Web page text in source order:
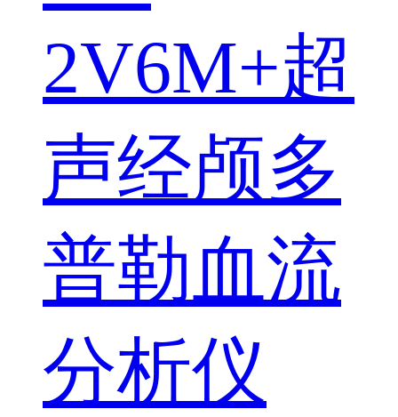
2V6M+超
声经颅多
普勒血流
分析仪